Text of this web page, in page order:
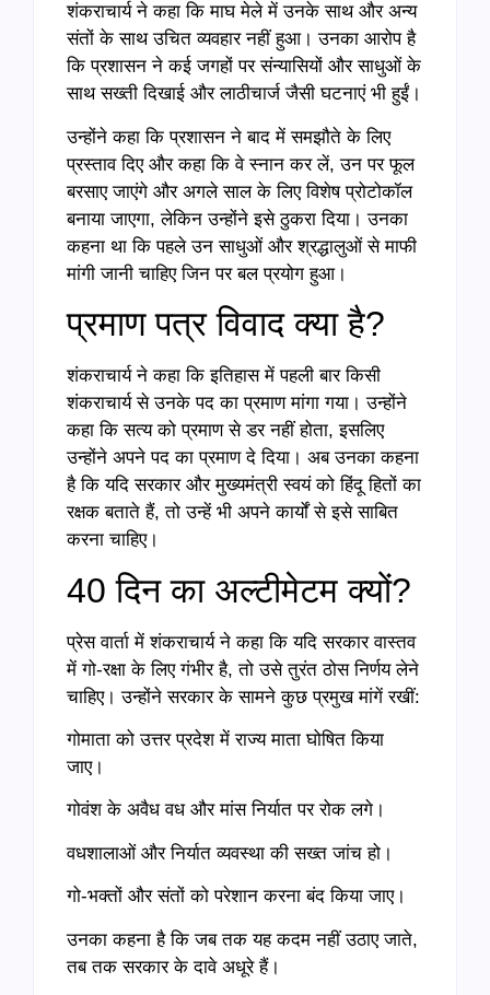
शंकराचार्य ने कहा कि माघ मेले में उनके साथ और अन्य
संतों के साथ उचित व्यवहार नहीं हुआ। उनका आरोप है
कि प्रशासन ने कई जगहों पर संन्यासियों और साधुओं के
साथ सख्ती दिखाई और लाठीचार्ज जैसी घटनाएं भी हुईं।
उन्होंने कहा कि प्रशासन ने बाद में समझौते के लिए
प्रस्ताव दिए और कहा कि वे स्नान कर लें, उन पर फूल
बरसाए जाएंगे और अगले साल के लिए विशेष प्रोटोकॉल
बनाया जाएगा, लेकिन उन्होंने इसे ठुकरा दिया। उनका
कहना था कि पहले उन साधुओं और श्रद्धालुओं से माफी
मांगी जानी चाहिए जिन पर बल प्रयोग हुआ।
प्रमाण पत्र विवाद क्या है?
शंकराचार्य ने कहा कि इतिहास में पहली बार किसी
शंकराचार्य से उनके पद का प्रमाण मांगा गया। उन्होंने
कहा कि सत्य को प्रमाण से डर नहीं होता, इसलिए
उन्होंने अपने पद का प्रमाण दे दिया। अब उनका कहना
है कि यदि सरकार और मुख्यमंत्री स्वयं को हिंदू हितों का
रक्षक बताते हैं, तो उन्हें भी अपने कार्यों से इसे साबित
करना चाहिए।
40 दिन का अल्टीमेटम क्यों?
प्रेस वार्ता में शंकराचार्य ने कहा कि यदि सरकार वास्तव
में गो-रक्षा के लिए गंभीर है, तो उसे तुरंत ठोस निर्णय लेने
चाहिए। उन्होंने सरकार के सामने कुछ प्रमुख मांगें रखीं:
गोमाता को उत्तर प्रदेश में राज्य माता घोषित किया
जाए।
गोवंश के अवैध वध और मांस निर्यात पर रोक लगे।
वधशालाओं और निर्यात व्यवस्था की सख्त जांच हो।
गो-भक्तों और संतों को परेशान करना बंद किया जाए।
उनका कहना है कि जब तक यह कदम नहीं उठाए जाते,
तब तक सरकार के दावे अधूरे हैं।